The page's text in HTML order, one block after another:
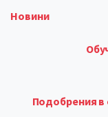
Новини
Подобрения в